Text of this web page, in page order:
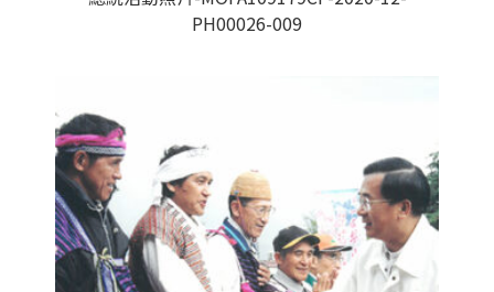
PH00026-009